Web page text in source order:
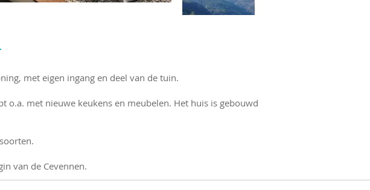
met eigen ingang en deel van de tuin.
o.a. met nieuwe keukens en meubelen. Het huis is gebouwd
van de Cevennen.